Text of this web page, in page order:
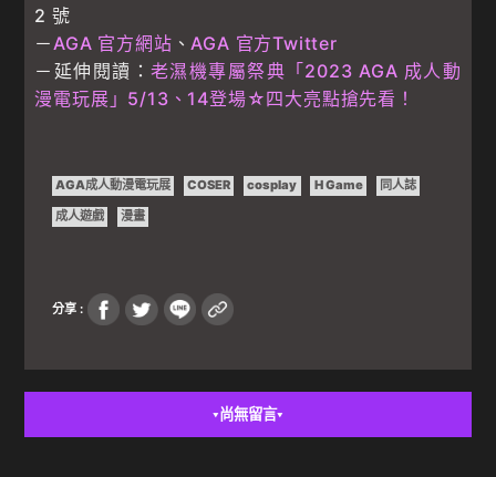
2 號
－ AGA 官方網站 、 AGA 官方Twitter
－延伸閱讀： 老濕機專屬祭典「2023 AGA 成人動
漫電玩展」5/13、14登場☆四大亮點搶先看！
AGA成人動漫電玩展 COSER cosplay H Game
同人誌
成人遊戲
漫畫
分享 :
▼ 尚無留言▼